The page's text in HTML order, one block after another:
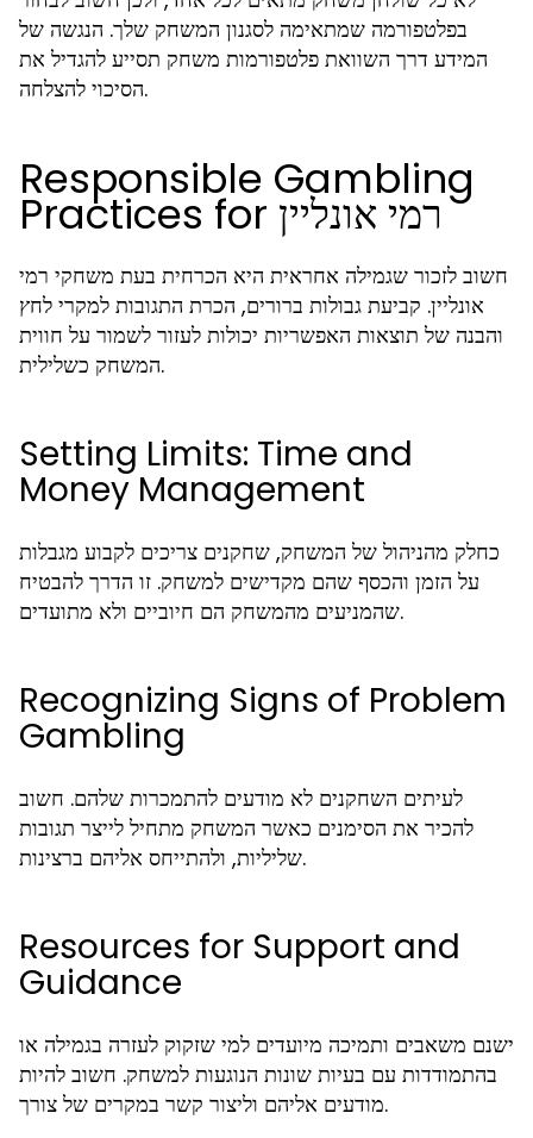
בפלטפורמה שמתאימה לסגנון המשחק שלך. הנגשה של
המידע דרך השוואת פלטפורמות משחק תסייע להגדיל את
הסיכוי להצלחה.
Responsible Gambling
Practices for רמי אונליין
חשוב לזכור שגמילה אחראית היא הכרחית בעת משחקי רמי
אונליין. קביעת גבולות ברורים, הכרת התגובות למקרי לחץ
והבנה של תוצאות האפשריות יכולות לעזור לשמור על חווית
המשחק כשלילית.
Setting Limits: Time and
Money Management
כחלק מהניהול של המשחק, שחקנים צריכים לקבוע מגבלות
על הזמן והכסף שהם מקדישים למשחק. זו הדרך להבטיח
שהמניעים מהמשחק הם חיוביים ולא מתועדים.
Recognizing Signs of Problem
Gambling
לעיתים השחקנים לא מודעים להתמכרות שלהם. חשוב
להכיר את הסימנים כאשר המשחק מתחיל לייצר תגובות
שליליות, ולהתייחס אליהם ברצינות.
Resources for Support and
Guidance
ישנם משאבים ותמיכה מיועדים למי שזקוק לעזרה בגמילה או
בהתמודדות עם בעיות שונות הנוגעות למשחק. חשוב להיות
מודעים אליהם וליצור קשר במקרים של צורך.